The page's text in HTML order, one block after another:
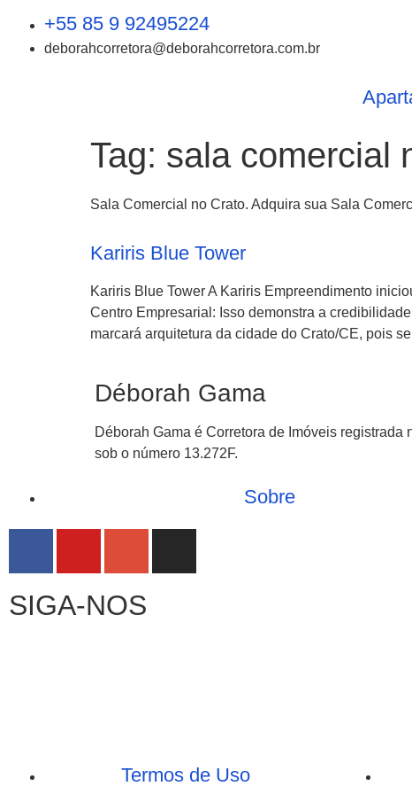
+55 85 9 92495224
deborahcorretora@deborahcorretora.com.br
Tag: sala comercial
Sala Comercial no Crato. Adquira sua Sala
Kariris Blue Tower
Kariris Blue Tower A Kariris Empreendimento
Centro Empresarial: Isso demonstra a
marcará arquitetura da cidade do Crato/CE, pois
Déborah Gama
Déborah Gama é Corretora de Imóveis registrada
sob o número 13.272F.
Sobre
SIGA-NOS
Termos de Uso